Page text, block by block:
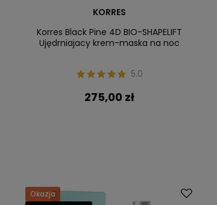
KORRES
Korres Black Pine 4D BIO-SHAPELIFT
Ujędrniajacy krem-maska na noc
5.0
275,00 zł
Okazja